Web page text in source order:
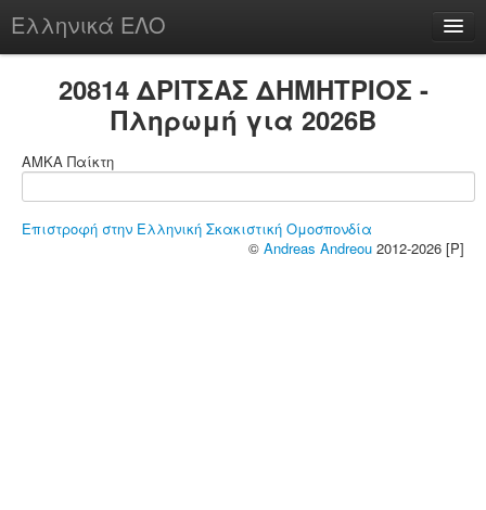
Ελληνικά ΕΛΟ
chesstu.be @ discord
20814 ΔΡΙΤΣΑΣ ΔΗΜΗΤΡΙΟΣ -
Πληρωμή για 2026B
ΑΜΚΑ Παίκτη
Επιστροφή στην Ελληνική Σκακιστική Ομοσπονδία
© Andreas Andreou 2012-2026 [P]